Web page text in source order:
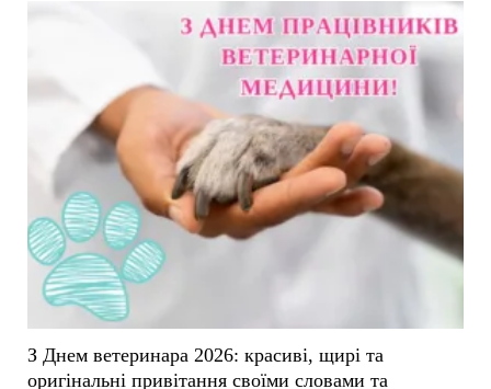
З Днем ветеринара 2026: красиві, щирі та
оригінальні привітання своїми словами та